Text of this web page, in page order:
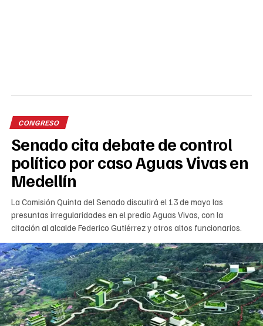
CONGRESO
Senado cita debate de control
político por caso Aguas Vivas en
Medellín
La Comisión Quinta del Senado discutirá el 13 de mayo las
presuntas irregularidades en el predio Aguas Vivas, con la
citación al alcalde Federico Gutiérrez y otros altos funcionarios.